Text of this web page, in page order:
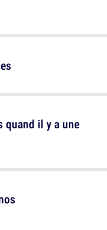
quand il y a une